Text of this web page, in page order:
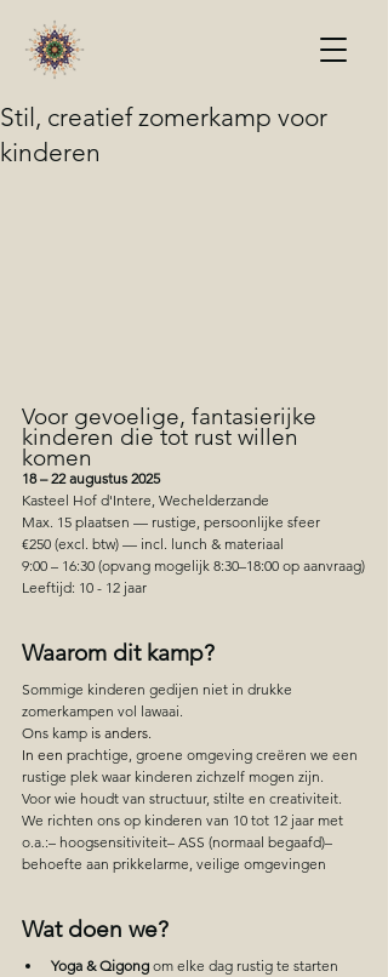
Stil, creatief zomerkamp voor
kinderen
Voor gevoelige, fantasierijke
kinderen die tot rust willen
komen
18 – 22 augustus 2025
Kasteel Hof d'Intere, Wechelderzande
Max. 15 plaatsen — rustige, persoonlijke sfeer
€250 (excl. btw) — incl. lunch & materiaal
9:00 – 16:30 (opvang mogelijk 8:30–18:00 op aanvraag)
Leeftijd: 10 - 12 jaar
Waarom dit kamp?
Sommige kinderen gedijen niet in drukke
zomerkampen vol lawaai.
Ons kamp is anders.
In een prachtige, groene omgeving creëren we een
rustige plek waar kinderen zichzelf mogen zijn.
Voor wie houdt van structuur, stilte en creativiteit.
We richten ons op kinderen van 10 tot 12 jaar met
o.a.:– hoogsensitiviteit– ASS (normaal begaafd)–
behoefte aan prikkelarme, veilige omgevingen
Wat doen we?
Yoga & Qigong om elke dag rustig te starten